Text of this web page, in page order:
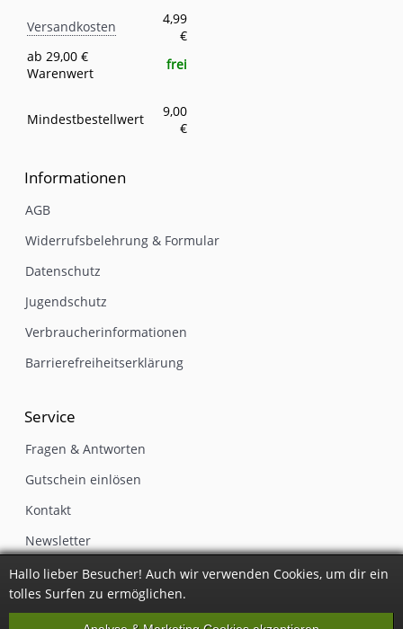
Eigenschaft
Versandkosten
4,99
€
ab 29,00 €
Warenwert
frei
Mindestbestellwert
9,00
€
Informationen
AGB
Widerrufsbelehrung & Formular
Datenschutz
Jugendschutz
Verbraucherinformationen
Barrierefreiheitserklärung
Service
Fragen & Antworten
Gutschein einlösen
Kontakt
Newsletter
Impressum
Vertrag widerrufen
Hallo lieber Besucher! Auch wir verwenden Cookies, um dir ein
tolles Surfen zu ermöglichen.